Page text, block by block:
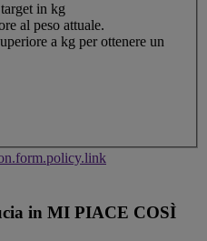
in kg
al peso attuale.
a kg per ottenere un
in MI PIACE COSÌ